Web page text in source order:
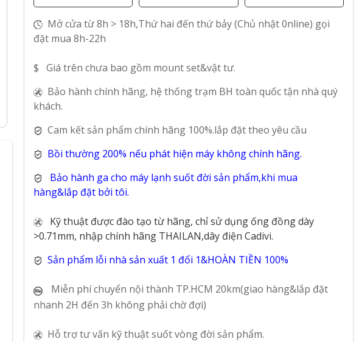
+ Thêm
9.000.000 đ(VAT)
Máy lạnh Comfee 2
Inverter - Model
2025
+ Thêm
Máy lạnh Comfee
Inverter - Model
+ Thêm
Inverter - Model
Mở cửa từ 8h > 18h,Thứ hai đến thứ bảy (Chủ nhật 0nline) gọi
đặt mua 8h-22h
$ Giá trên chưa bao gồm mount set&vật tư.
Bảo hành chính hãng, hệ thống trạm BH toàn quốc tận nhà quý
khách.
Cam kết sản phẩm chính hãng 100%.lắp đặt theo yêu cầu
Bồi thường 200% nếu phát hiện máy không chính hãng.
Bảo hành ga cho máy lạnh suốt đời sản phẩm,khi mua
hàng&lắp đặt bởi tôi.
Kỹ thuật được đào tạo từ hãng, chỉ sử dụng ống đồng dày
>0.71mm, nhập chính hãng THAILAN,dây điện Cadivi.
Sản phẩm lỗi nhà sản xuất 1 đổi 1&HOÀN TIỀN 100%
Miễn phí chuyển nội thành TP.HCM 20km(giao hàng&lắp đặt
nhanh 2H đến 3h không phải chờ đợi)
Hỗ trợ tư vấn kỹ thuật suốt vòng đời sản phẩm.